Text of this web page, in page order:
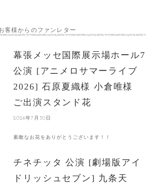
客様からのファンレター
幕張メッセ国際展示場ホール7
公演 [アニメロサマーライブ
2026] 石原夏織様 小倉唯様
ご出演スタンド花
2026年7月30日
素敵なお花をありがとうございます！！
チネチッタ 公演 [劇場版アイ
ドリッシュセブン] 九条天